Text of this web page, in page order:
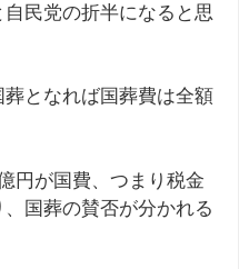
民党の折半になると思
となれば国葬費は全額
円が国費、つまり税金
国葬の賛否が分かれる